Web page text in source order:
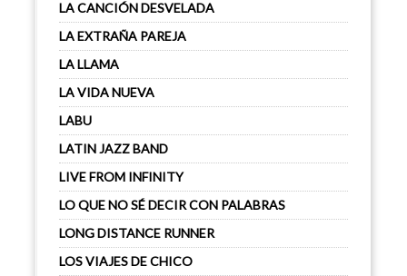
LA CANCIÓN DESVELADA
LA EXTRAÑA PAREJA
LA LLAMA
LA VIDA NUEVA
LABU
LATIN JAZZ BAND
LIVE FROM INFINITY
LO QUE NO SÉ DECIR CON PALABRAS
LONG DISTANCE RUNNER
LOS VIAJES DE CHICO